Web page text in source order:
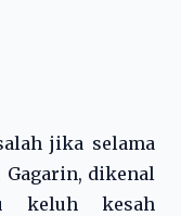
jika selama
dikenal
keluh kesah